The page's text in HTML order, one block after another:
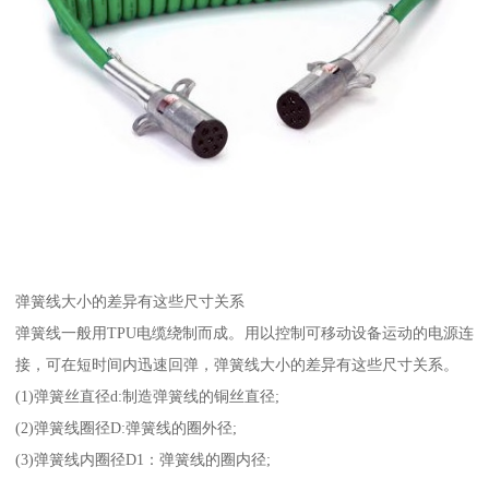
弹簧线大小的差异有这些尺寸关系
弹簧线一般用TPU电缆绕制而成。用以控制可移动设备运动的电源连
接，可在短时间内迅速回弹，弹簧线大小的差异有这些尺寸关系。
(1)弹簧丝直径d:制造弹簧线的铜丝直径;
(2)弹簧线圈径D:弹簧线的圈外径;
(3)弹簧线内圈径D1：弹簧线的圈内径;